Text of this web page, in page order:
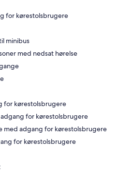
for kørestolsbrugere
minibus
med nedsat hørelse
for kørestolsbrugere
for kørestolsbrugere
med adgang for kørestolsbrugere
for kørestolsbrugere